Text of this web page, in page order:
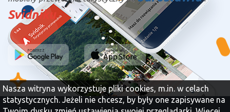
Svidniku
Nasza witryna wykorzystuje pliki cookies, m.in. w celach
statystycznych. Jeżeli nie chcesz, by były one zapisywane na